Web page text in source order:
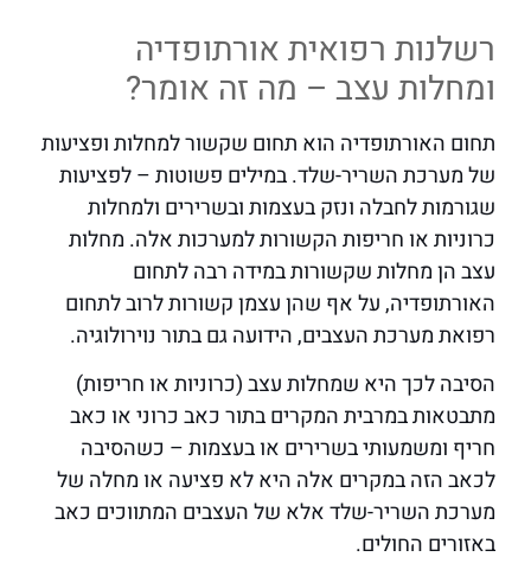
רשלנות רפואית אורתופדיה
ומחלות עצב – מה זה אומר?
תחום האורתופדיה הוא תחום שקשור למחלות ופציעות
של מערכת השריר-שלד. במילים פשוטות – לפציעות
שגורמות לחבלה ונזק בעצמות ובשרירים ולמחלות
כרוניות או חריפות הקשורות למערכות אלה. מחלות
עצב הן מחלות שקשורות במידה רבה לתחום
האורתופדיה, על אף שהן עצמן קשורות לרוב לתחום
רפואת מערכת העצבים, הידועה גם בתור נוירולוגיה.
הסיבה לכך היא שמחלות עצב (כרוניות או חריפות)
מתבטאות במרבית המקרים בתור כאב כרוני או כאב
חריף ומשמעותי בשרירים או בעצמות – כשהסיבה
לכאב הזה במקרים אלה היא לא פציעה או מחלה של
מערכת השריר-שלד אלא של העצבים המתווכים כאב
באזורים החולים.